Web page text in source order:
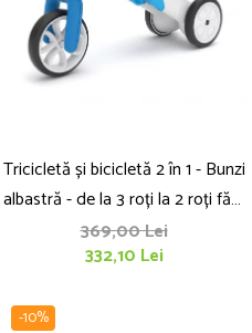
Tricicletă și bicicletă 2 în 1 - Bunzi
albastră - de la 3 roți la 2 roți fără
unelte
369,00 Lei
332,10 Lei
-10%